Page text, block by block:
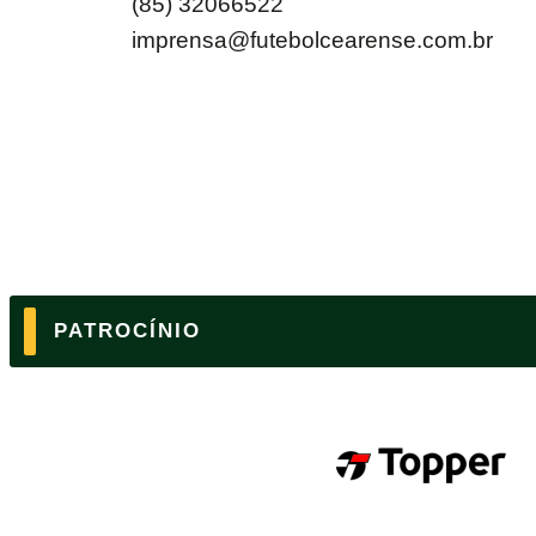
imprensa@futebolcearense.com.br
PATROCÍNIO